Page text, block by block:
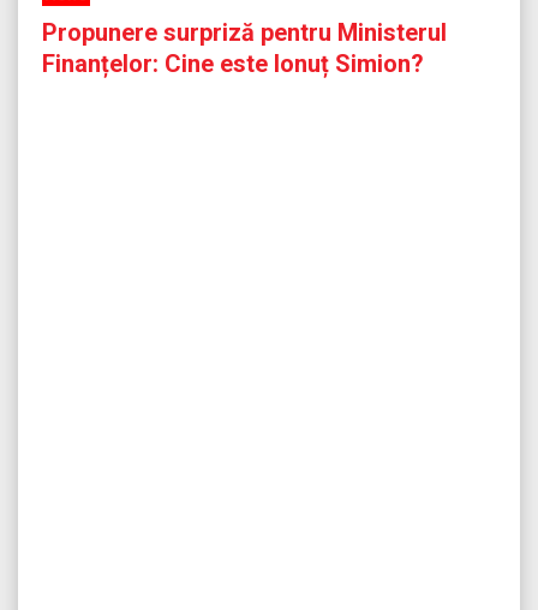
Propunere surpriză pentru Ministerul
Finanțelor: Cine este Ionuț Simion?